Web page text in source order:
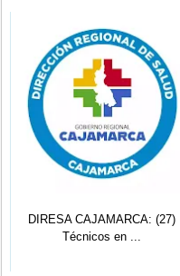
DIRESA CAJAMARCA: (27)
Técnicos en ...